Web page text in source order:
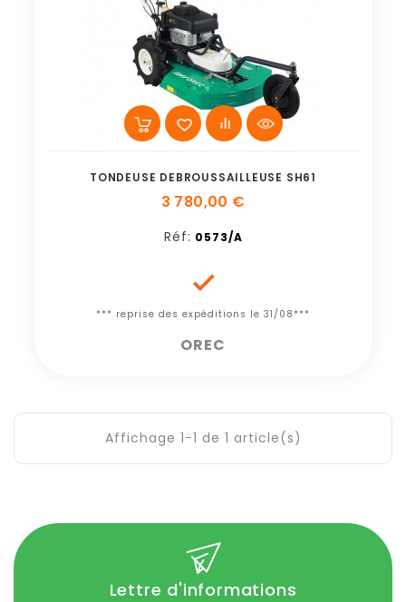
TONDEUSE DEBROUSSAILLEUSE SH61
3 780,00 €
Réf: 0573/A

*** reprise des expéditions le 31/08***
OREC
Affichage 1-1 de 1 article(s)
Lettre d'informations